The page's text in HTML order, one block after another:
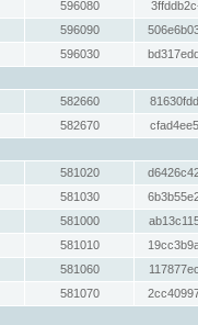
596080
596090
596030
582660
582670
581020
581030
581000
581010
581060
581070